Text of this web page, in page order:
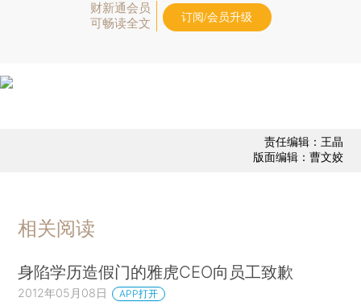
财新通会员
可畅读全文
订阅/会员升级
责任编辑：王晶
版面编辑：曹文姣
相关阅读
身陷学历造假门的雅虎CEO向员工致歉
2012年05月08日 APP打开